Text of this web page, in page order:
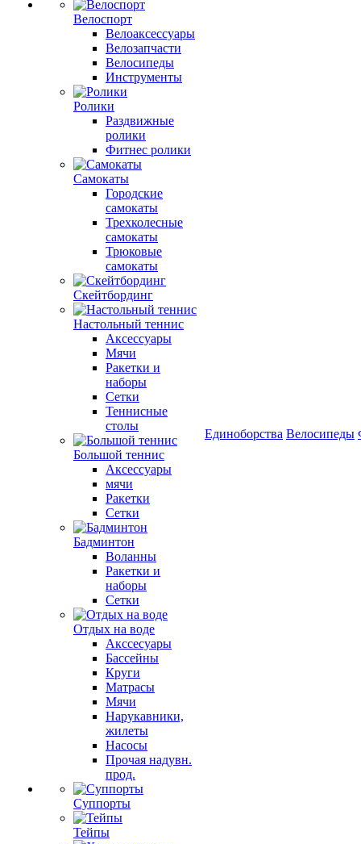
Велоспорт
Велоаксессуары
Велозапчасти
Велосипеды
Инструменты
Ролики
Раздвижные
ролики
Фитнес ролики
Самокаты
Городские
самокаты
Трехколесные
самокаты
Трюковые
самокаты
Скейтбординг
Настольный теннис
Аксессуары
Мячи
Ракетки и
наборы
Сетки
Теннисные
столы
Большой теннис
Аксессуары
мячи
Ракетки
Сетки
Бадминтон
Воланны
Ракетки и
наборы
Сетки
Отдых на воде
Акссесуары
Бассейны
Круги
Матрасы
Мячи
Нарукавники,
жилеты
Насосы
Прочая надувн.
прод.
Суппорты
Тейпы
Единоборства Велосипеды